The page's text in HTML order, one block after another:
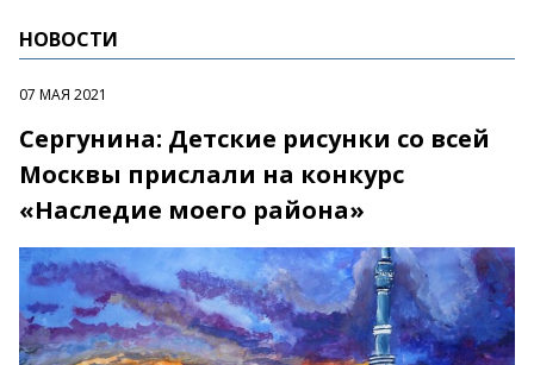
НОВОСТИ
07 МАЯ 2021
Сергунина: Детские рисунки со всей
Москвы прислали на конкурс
«Наследие моего района»